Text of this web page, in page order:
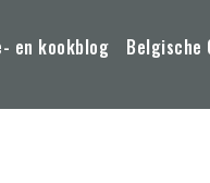
en kookblog Belgische